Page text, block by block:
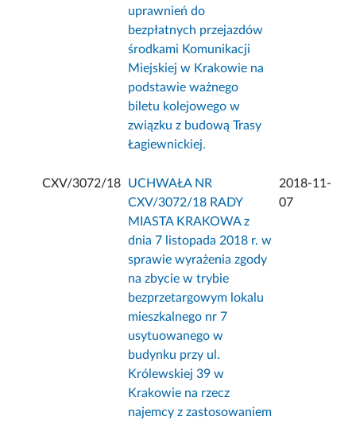
uprawnień do
bezpłatnych przejazdów
środkami Komunikacji
Miejskiej w Krakowie na
podstawie ważnego
biletu kolejowego w
związku z budową Trasy
Łagiewnickiej.
CXV/3072/18
UCHWAŁA NR
CXV/3072/18 RADY
MIASTA KRAKOWA z
dnia 7 listopada 2018 r. w
sprawie wyrażenia zgody
na zbycie w trybie
bezprzetargowym lokalu
mieszkalnego nr 7
usytuowanego w
budynku przy ul.
Królewskiej 39 w
Krakowie na rzecz
najemcy z zastosowaniem
2018-11-
07